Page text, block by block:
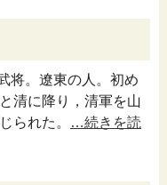
将。遼東の人。初め
清に降り，清軍を山
られた。
…続きを読